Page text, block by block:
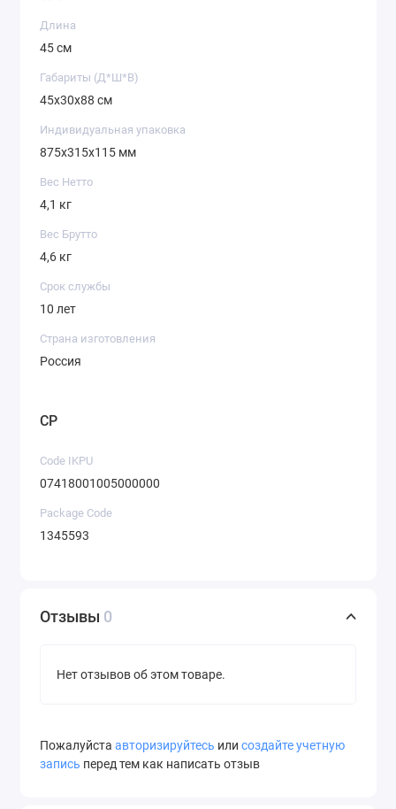
увеличенное расстояние между нижними
корзинами для высоких предметов
пластиковый крючок для мелочей
Длина
45 см
Габариты (Д*Ш*В)
45х30х88 см
Индивидуальная упаковка
875х315х115 мм
Вес Нетто
4,1 кг
Вес Брутто
4,6 кг
Срок службы
10 лет
Страна изготовления
Россия
CP
Code IKPU
07418001005000000
Package Code
1345593
Отзывы 0
Нет отзывов об этом товаре.
Пожалуйста авторизируйтесь или создайте учетную
запись перед тем как написать отзыв